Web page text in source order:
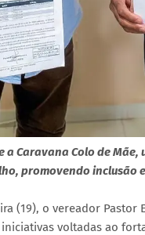
Caravana Colo de
promovendo inclusão
(19), o vereador Pastor
voltadas ao